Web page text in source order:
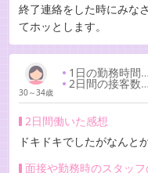
終了連絡をした時にみな
てホッとします。
30～34歳
1日の勤務時間…
2日間の接客数…
2日間働いた感想
ドキドキでしたがなんと
面接や勤務時のスタッ